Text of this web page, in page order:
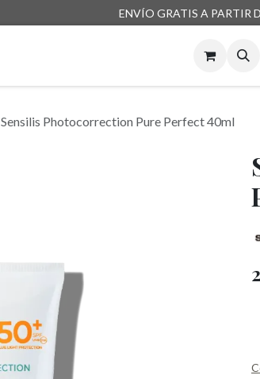
ENVÍO GRATIS A PARTIR
Encargos
Sensilis Photocorrection Pure Perfect 40ml